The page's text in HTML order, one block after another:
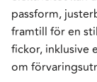
passform,
framtill för en
fickor, inklusive
om